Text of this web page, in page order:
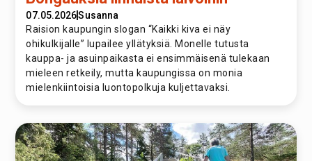
07.05.2026Susanna
Raision kaupungin slogan “Kaikki kiva ei näy
ohikulkijalle” lupailee yllätyksiä. Monelle tutusta
kauppa- ja asuinpaikasta ei ensimmäisenä tulekaan
mieleen retkeily, mutta kaupungissa on monia
mielenkiintoisia luontopolkuja kuljettavaksi.